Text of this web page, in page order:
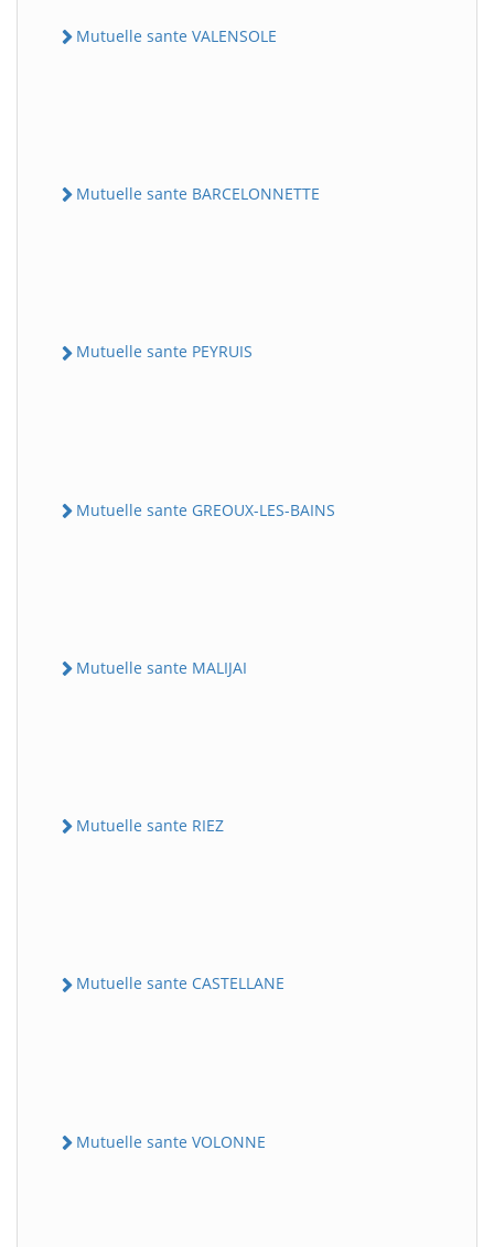
Mutuelle sante VALENSOLE
Mutuelle sante BARCELONNETTE
Mutuelle sante PEYRUIS
Mutuelle sante GREOUX-LES-BAINS
Mutuelle sante MALIJAI
Mutuelle sante RIEZ
Mutuelle sante CASTELLANE
Mutuelle sante VOLONNE